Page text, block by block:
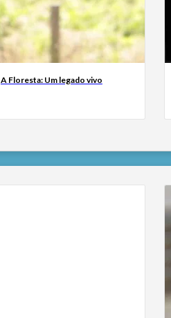
A Floresta: Um legado vivo